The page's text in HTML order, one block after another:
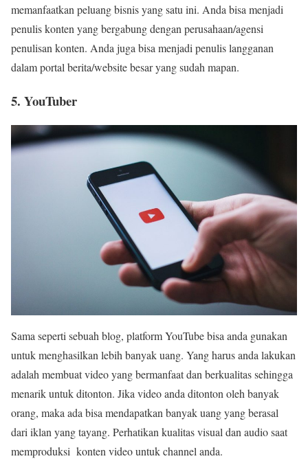
memanfaatkan peluang bisnis yang satu ini. Anda bisa menjadi
penulis konten yang bergabung dengan perusahaan/agensi
penulisan konten. Anda juga bisa menjadi penulis langganan
dalam portal berita/website besar yang sudah mapan.
5. YouTuber
Sama seperti sebuah blog, platform YouTube bisa anda gunakan
untuk menghasilkan lebih banyak uang. Yang harus anda lakukan
adalah membuat video yang bermanfaat dan berkualitas sehingga
menarik untuk ditonton. Jika video anda ditonton oleh banyak
orang, maka ada bisa mendapatkan banyak uang yang berasal
dari iklan yang tayang. Perhatikan kualitas visual dan audio saat
memproduksi konten video untuk channel anda.